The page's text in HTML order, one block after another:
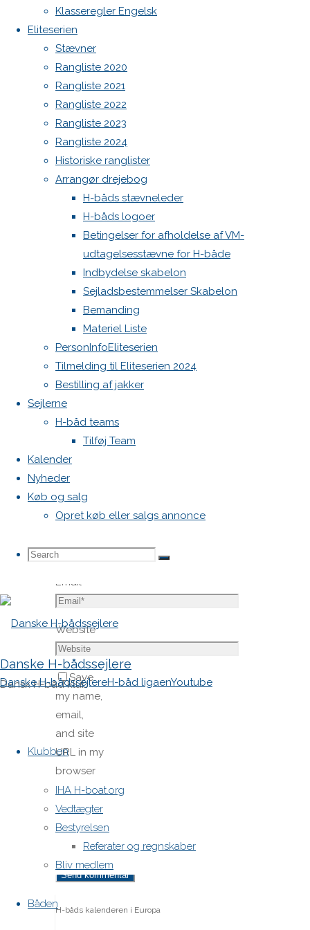
Klasseregler Engelsk
Eliteserien
Stævner
Rangliste 2020
Rangliste 2021
Rangliste 2022
Rangliste 2023
Rangliste 2024
Historiske ranglister
Arrangør drejebog
H-båds stævneleder
H-båds logoer
Betingelser for afholdelse af VM-
udtagelsesstævne for H-både
Indbydelse skabelon
Sejladsbestemmelser Skabelon
Bemanding
Materiel Liste
PersonInfoEliteserien
Tilmelding til Eliteserien 2024
Bestilling af jakker
Sejlerne
H-båd teams
Tilføj Team
Kalender
Nyheder
Køb og salg
Opret køb eller salgs annonce
Search
Search
Search
Danske H-bådssejlere
Dansk H-båd klub
Danske H-bådssejlereH-båd ligaenYoutube
Klubben
IHA H-boat.org
Vedtægter
Bestyrelsen
Referater og regnskaber
Bliv medlem
Båden
Next
image
Skriv
et
svar
Din e-
mailadresse
vil ikke
blive
publiceret.
Krævede
felter er
markeret
med*
Comment
Email
Website
Save
my name,
email,
and site
URL in my
browser
for next
time I
post a
comment.
H-båds kalenderen i Europa
WordPress.org